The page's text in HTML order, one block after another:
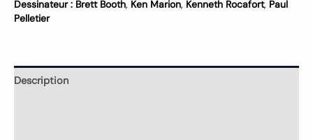
Dessinateur : Brett Booth, Ken Marion, Kenneth Rocafort, Paul
Pelletier
Description